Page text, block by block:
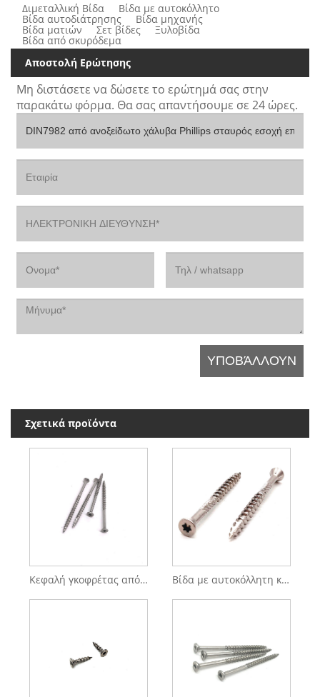
Διμεταλλική Βίδα
Βίδα με αυτοκόλλητο
Βίδα αυτοδιάτρησης Βίδα μηχανής
Βίδα ματιών Σετ βίδες Ξυλοβίδα
Βίδα από σκυρόδεμα
Αποστολή Ερώτησης
Μη διστάσετε να δώσετε το ερώτημά σας στην
παρακάτω φόρμα. Θα σας απαντήσουμε σε 24 ώρες.
Σχετικά προϊόντα
Κεφαλή γκοφρέτας από ανοξείδωτο ατσάλι με αυτοκόλλητη βίδα Βίδα με αυτοκόλλητη κρεμάστρα ασφαλείας με ράβδο κεφαλής ταψιού από ανοξείδωτο χάλυβα